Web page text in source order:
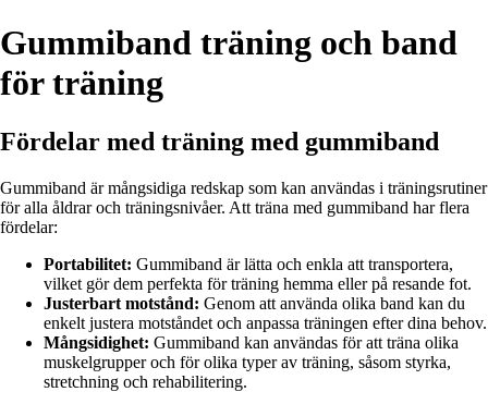
Gummiband träning och band
för träning
Fördelar med träning med gummiband
Gummiband är mångsidiga redskap som kan användas i träningsrutiner
för alla åldrar och träningsnivåer. Att träna med gummiband har flera
fördelar:
Portabilitet: Gummiband är lätta och enkla att transportera,
vilket gör dem perfekta för träning hemma eller på resande fot.
Justerbart motstånd: Genom att använda olika band kan du
enkelt justera motståndet och anpassa träningen efter dina behov.
Mångsidighet: Gummiband kan användas för att träna olika
muskelgrupper och för olika typer av träning, såsom styrka,
stretchning och rehabilitering.